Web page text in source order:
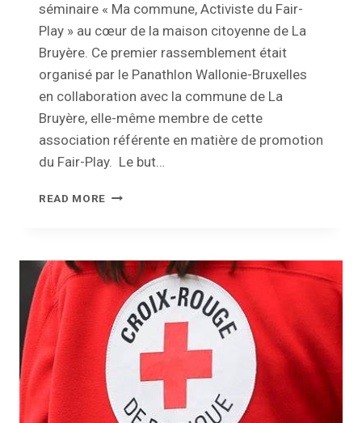
séminaire « Ma commune, Activiste du Fair-
Play » au cœur de la maison citoyenne de La
Bruyère. Ce premier rassemblement était
organisé par le Panathlon Wallonie-Bruxelles
en collaboration avec la commune de La
Bruyère, elle-même membre de cette
association référente en matière de promotion
du Fair-Play. Le but…
READ MORE UNE
BRUYÈRE
!
COMMUNES
RASSEMBLÉES
POUR
FAIRE
GAGNER
LE
FAIR-